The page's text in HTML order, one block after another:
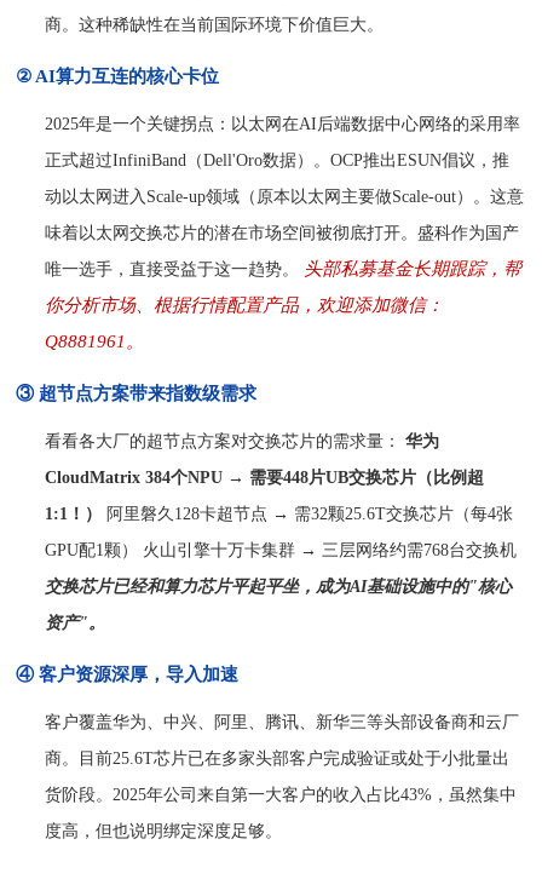
商。这种稀缺性在当前国际环境下价值巨大。
② AI算力互连的核心卡位
2025年是一个关键拐点：以太网在AI后端数据中心网络的采用率
正式超过InfiniBand（Dell'Oro数据）。OCP推出ESUN倡议，推
动以太网进入Scale-up领域（原本以太网主要做Scale-out）。这意
味着以太网交换芯片的潜在市场空间被彻底打开。盛科作为国产
唯一选手，直接受益于这一趋势。
头部私募基金长期跟踪，帮
你分析市场、根据行情配置产品，欢迎添加微信：
Q8881961。
③ 超节点方案带来指数级需求
看看各大厂的超节点方案对交换芯片的需求量：
华为
CloudMatrix 384个NPU → 需要448片UB交换芯片（比例超
1:1！）
阿里磐久 128卡超节点 → 需32颗25.6T交换芯片（每4张
GPU配1颗） 火山引擎十万卡集群 → 三层网络约需768台交换机
交换芯片已经和算力芯片平起平坐，成为AI基础设施中的"核心
资产"。
④ 客户资源深厚，导入加速
客户覆盖华为、中兴、阿里、腾讯、新华三等头部设备商和云厂
商。目前25.6T芯片已在多家头部客户完成验证或处于小批量出
货阶段。2025年公司来自第一大客户的收入占比43%，虽然集中
度高，但也说明绑定深度足够。